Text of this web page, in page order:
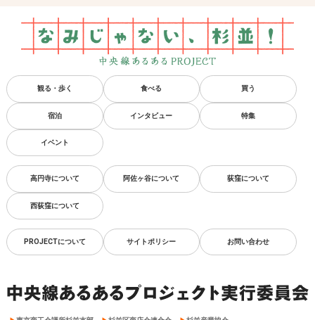
観る・歩く 食べる 買う
宿泊 インタビュー 特集
イベント
高円寺について 阿佐ヶ谷について 荻窪について
西荻窪について
PROJECTについて サイトポリシー お問い合わせ